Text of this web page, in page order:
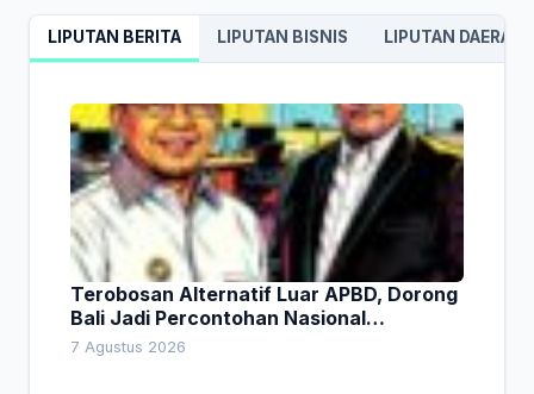
LIPUTAN BERITA LIPUTAN BISNIS LIPUTAN DAERAH
Terobosan Alternatif Luar APBD, Dorong
Bali Jadi Percontohan Nasional
Pembiayaan Daerah
7 Agustus 2026